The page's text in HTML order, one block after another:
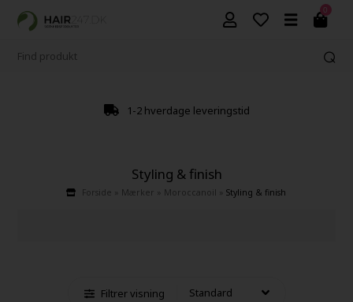
0
1-2 hverdage leveringstid
Styling & finish
Forside Mærker Moroccanoil »Styling & finish
Filtrer visning